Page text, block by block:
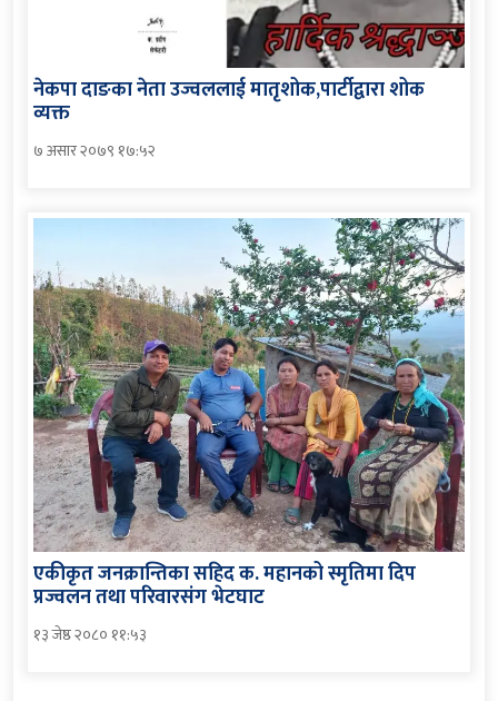
नेकपा दाङका नेता उज्वललाई मातृशोक,पार्टीद्वारा शोक
व्यक्त
७ असार २०७९ १७:५२
एकीकृत जनक्रान्तिका सहिद क. महानको स्मृतिमा दिप
प्रज्वलन तथा परिवारसंग भेटघाट
१३ जेष्ठ २०८० ११:५३